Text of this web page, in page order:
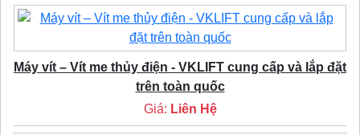
Máy vít – Vít me thủy điện - VKLIFT cung cấp và lắp đặt
trên toàn quốc
Giá: Liên Hệ